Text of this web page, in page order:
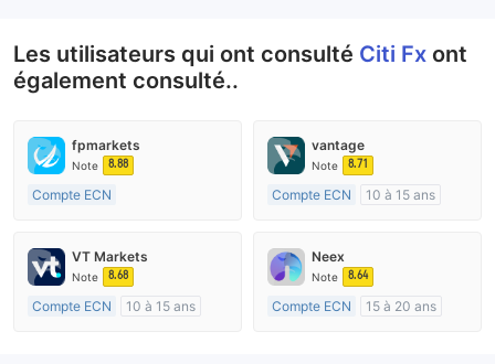
Les utilisateurs qui ont consulté Citi Fx ont
également consulté..
fpmarkets
Note 8.88
Compte ECN
Market Making (MM)
Etiquette principale MT4
vantage
Note 8.71
Compte ECN
10 à 15 ans
Market Making (MM)
Etiquette principale MT4
VT Markets
Note 8.68
Compte ECN
10 à 15 ans
Neex
Note 8.64
Compte ECN
15 à 20 ans